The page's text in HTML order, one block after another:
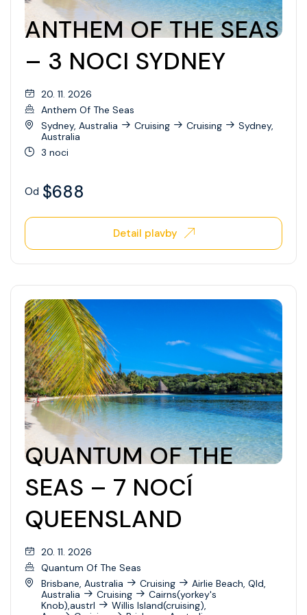
Wonder Of The Seas
Celebrity Ascent
Celebrity Beyond
Celebrity Boundless
Celebrity Compass
Celebrity Constellation
Celebrity Equinox
Celebrity Infinity
Celebrity Millennium
Celebrity Reflection
Celebrity Roamer
Celebrity Seeker
Celebrity Silhouette
Celebrity Solstice
Celebrity Summit
Celebrity Xcel
Celebrity Xpedition
ANTHEM OF THE SEAS
– 3 NOCI SYDNEY
20. 11. 2026
Anthem Of The Seas
Sydney, Australia
Cruising Cruising
Sydney,
Australia
3 noci
Od $688
Detail plavby
QUANTUM OF THE
SEAS – 7 NOCÍ
QUEENSLAND
20. 11. 2026
Quantum Of The Seas
Brisbane, Australia
Cruising
Airlie Beach, Qld,
Australia
Cruising
Cairns(yorkey's
Knob),austrl
Willis Island(cruising),